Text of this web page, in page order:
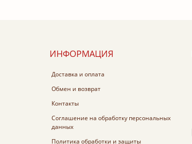
ИНФОРМАЦИЯ
Доставка и оплата
Обмен и возврат
Контакты
Соглашение на обработку персональных
данных
Политика обработки и защиты